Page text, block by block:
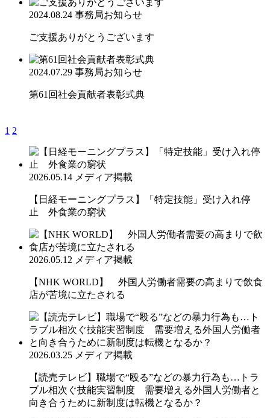
2024.08.24 事務局お知らせ
ご支援ありがとうございます
2024.07.29 事務局お知らせ
第61回社会貢献者表彰式典
1 2
2026.05.14 メディア掲載
【日経モーニングプラス】「特定技能」受け入れ停
止 外食業の窮状
2026.05.12 メディア掲載
【NHK WORLD】 外国人労働者需要の高まりで飲食
店が苦境に立たされる
2026.03.25 メディア掲載
【読売テレビ】職場で“殴る”などの暴力行為も…トラ
ブル相次ぐ技能実習制度 需要増える外国人労働者と
向き合うために新制度は転機となるか？